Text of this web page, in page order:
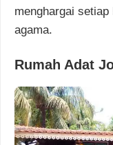
menghargai
agama.
Rumah Adat